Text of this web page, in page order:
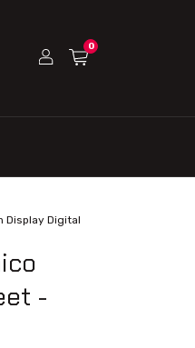
0
Display Digital
-